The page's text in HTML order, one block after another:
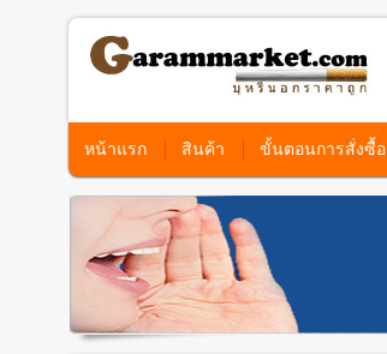
หน้าแรก สินค้า ขั้นตอนการสั่งซื้อ